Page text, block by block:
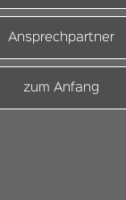
Ansprechpartner
zum Anfang